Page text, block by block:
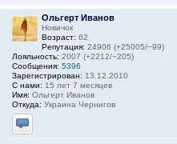
Ольгерт Иванов
Новичок
Возраст: 62
Репутация: 24906 (+25005/−99)
Лояльность: 2007 (+2212/−205)
Сообщения: 5396
Зарегистрирован: 13.12.2010
С нами: 15 лет 7 месяцев
Имя: Ольгерт Иванов
Откуда: Украина Чернигов
Отправить личное сообщение